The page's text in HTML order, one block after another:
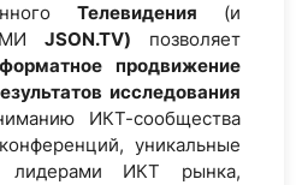
Телевидения (и
JSON.TV) позволяет
продвижение
исследования
ИКТ-сообщества
уникальные
лидерами ИКТ рынка,